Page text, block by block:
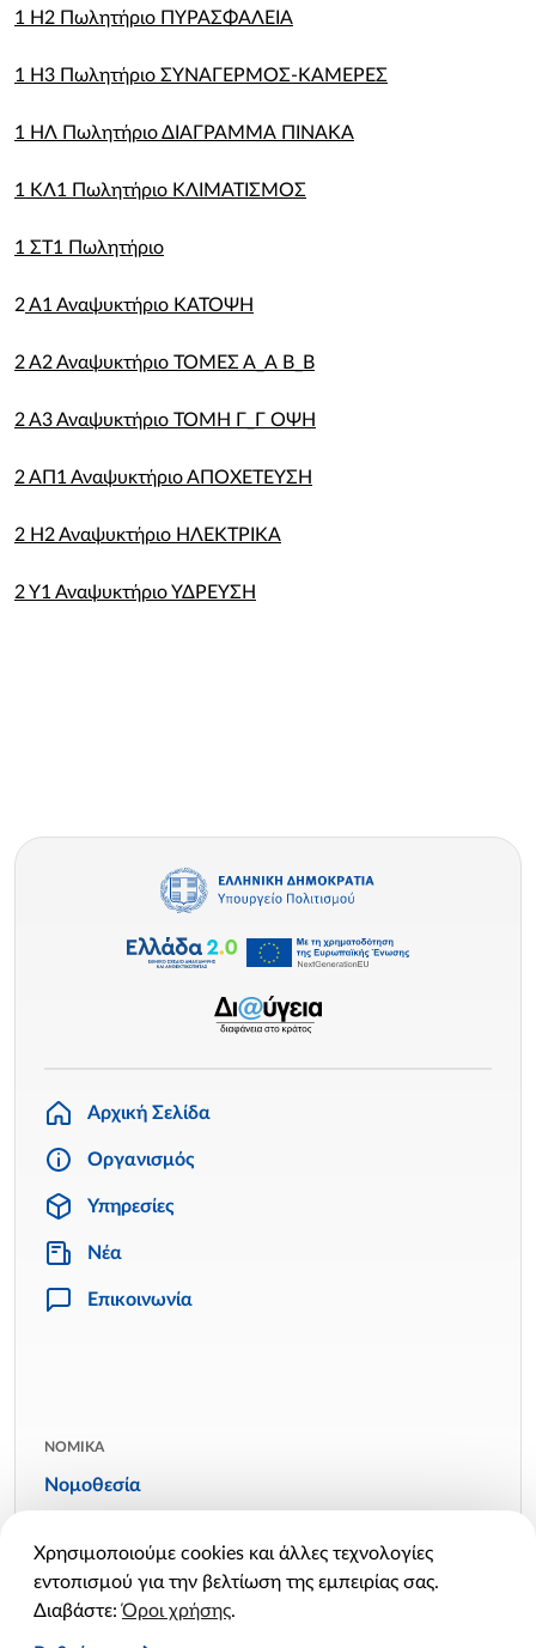
1 Η2 Πωλητήριο ΠΥΡΑΣΦΑΛΕΙΑ
1 Η3 Πωλητήριο ΣΥΝΑΓΕΡΜΟΣ-ΚΑΜΕΡΕΣ
1 ΗΛ Πωλητήριο ΔΙΑΓΡΑΜΜΑ ΠΙΝΑΚΑ
1 ΚΛ1 Πωλητήριο ΚΛΙΜΑΤΙΣΜΟΣ
1 ΣΤ1 Πωλητήριο
2Α1 Αναψυκτήριο ΚΑΤΟΨΗ
2 Α2 Αναψυκτήριο ΤΟΜΕΣ Α_Α Β_Β
2 Α3 Αναψυκτήριο ΤΟΜΗ Γ_Γ ΟΨΗ
2 ΑΠ1 Αναψυκτήριο ΑΠΟΧΕΤΕΥΣΗ
2 Η2 Αναψυκτήριο ΗΛΕΚΤΡΙΚΑ
2 Υ1 Αναψυκτήριο ΥΔΡΕΥΣΗ
Αρχική Σελίδα
Οργανισμός
Υπηρεσίες
Νέα
Επικοινωνία
ΝΟΜΙΚΑ
Νομοθεσία
Πολιτική απορρήτου
Πολιτική cookies
Χρησιμοποιούμε cookies και άλλες τεχνολογίες
εντοπισμού για την βελτίωση της εμπειρίας σας.
Διαβάστε:Όροι χρήσης.